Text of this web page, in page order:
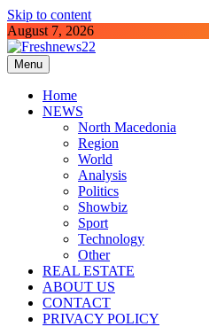
Skip to content
August 7, 2026
Freshnews22
Best News Website in North
Menu
Home
NEWS
North Macedonia
Region
World
Analysis
Politics
Showbiz
Sport
Technology
Other
REAL ESTATE
ABOUT US
CONTACT
PRIVACY POLICY